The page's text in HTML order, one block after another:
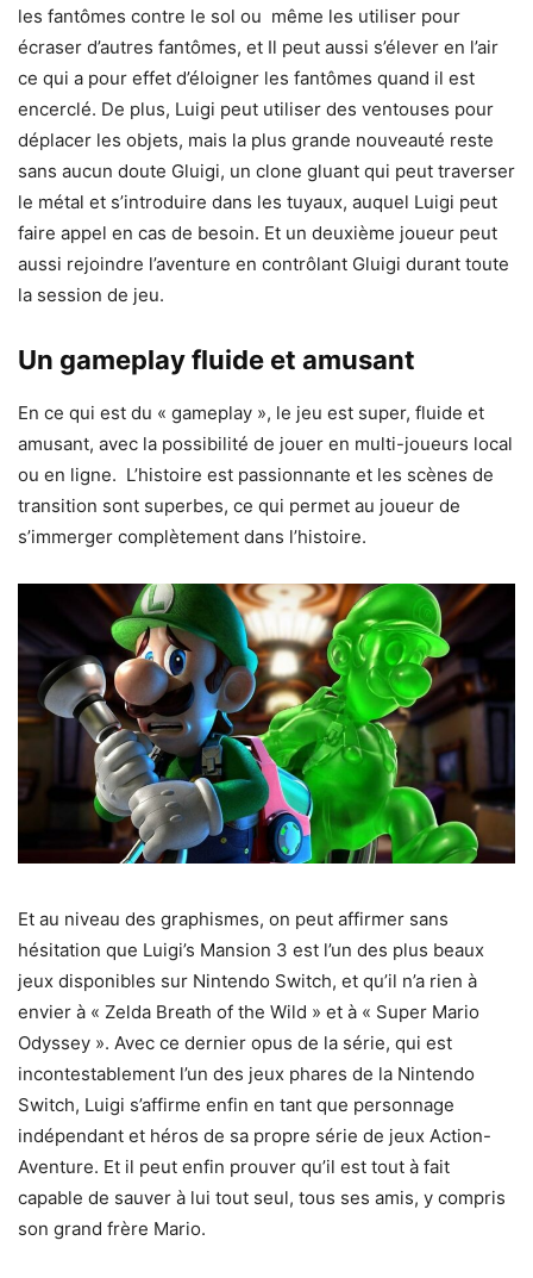
les fantômes contre le sol ou même les utiliser pour
écraser d’autres fantômes, et Il peut aussi s’élever en l’air
ce qui a pour effet d’éloigner les fantômes quand il est
encerclé. De plus, Luigi peut utiliser des ventouses pour
déplacer les objets, mais la plus grande nouveauté reste
sans aucun doute Gluigi, un clone gluant qui peut traverser
le métal et s’introduire dans les tuyaux, auquel Luigi peut
faire appel en cas de besoin. Et un deuxième joueur peut
aussi rejoindre l’aventure en contrôlant Gluigi durant toute
la session de jeu.
Un gameplay fluide et amusant
En ce qui est du « gameplay », le jeu est super, fluide et
amusant, avec la possibilité de jouer en multi-joueurs local
ou en ligne. L’histoire est passionnante et les scènes de
transition sont superbes, ce qui permet au joueur de
s’immerger complètement dans l’histoire.
Et au niveau des graphismes, on peut affirmer sans
hésitation que Luigi’s Mansion 3 est l’un des plus beaux
jeux disponibles sur Nintendo Switch, et qu’il n’a rien à
envier à « Zelda Breath of the Wild » et à « Super Mario
Odyssey ». Avec ce dernier opus de la série, qui est
incontestablement l’un des jeux phares de la Nintendo
Switch, Luigi s’affirme enfin en tant que personnage
indépendant et héros de sa propre série de jeux Action-
Aventure. Et il peut enfin prouver qu’il est tout à fait
capable de sauver à lui tout seul, tous ses amis, y compris
son grand frère Mario.